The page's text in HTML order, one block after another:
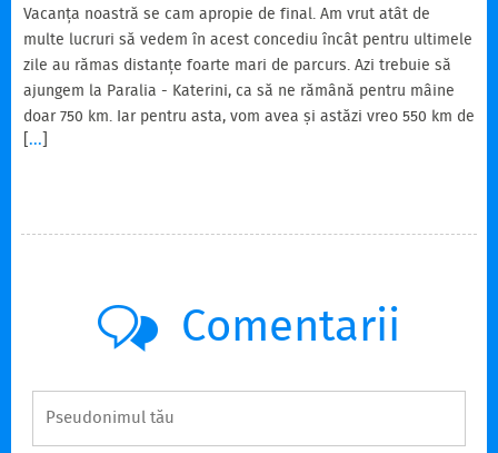
Vacanța noastră se cam apropie de final. Am vrut atât de
multe lucruri să vedem în acest concediu încât pentru ultimele
zile au rămas distanțe foarte mari de parcurs. Azi trebuie să
ajungem la Paralia - Katerini, ca să ne rămână pentru mâine
doar 750 km. Iar pentru asta, vom avea și astăzi vreo 550 km de
mers. Nu vom lăsa totuși ca această distanță să fie cu peisaje
[...]
Comentarii